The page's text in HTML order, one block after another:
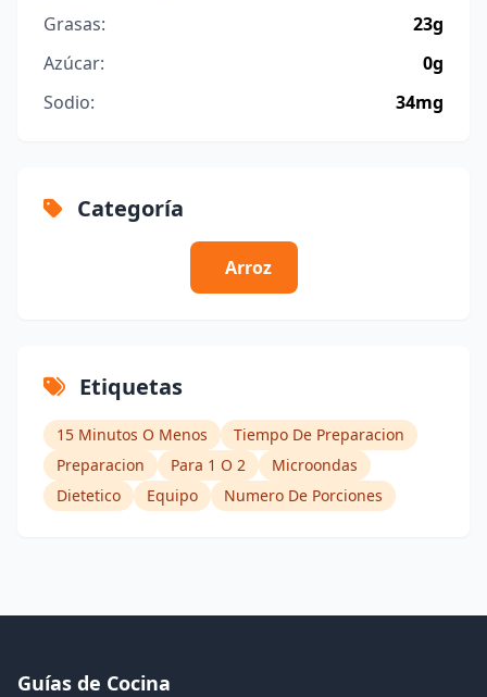
Grasas:
23g
Azúcar:
0g
Sodio:
34mg
Categoría
Arroz
Etiquetas
15 Minutos O Menos
Tiempo De Preparacion
Preparacion
Para 1 O 2
Microondas
Dietetico
Equipo Numero De Porciones
Guías de Cocina